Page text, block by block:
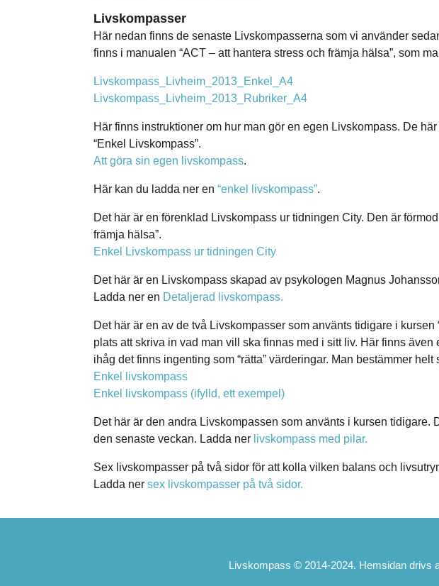
Livskompasser
Här nedan finns de senaste Livskompasserna som vi använder
finns i manualen “ACT – att hantera stress och främja hälsa”, som
Livskompass_Livheim_2013_Enkel_A4
Livskompass_Livheim_2013_Rubriker_A4
Här finns instruktioner om hur man gör en egen Livskompass. De
“Enkel Livskompass”.
Att göra sin egen livskompass.
Här kan du ladda ner en “enkel livskompass”.
Det här är en förenklad Livskompass ur tidningen City. Den är
främja hälsa”.
Enkel Livskompass ur tidningen City
Det här är en Livskompass skapad av psykologen Magnus
Ladda ner en Detaljerad livskompass.
Det här är en av de två Livskompasser som använts tidigare i
plats att skriva in vad man vill ska finnas med i sitt liv. Här finns
ihåg det finns ingenting som “rätta” värderingar. Man bestämmer
Enkel livskompass
Enkel livskompass (ifylld, ett exempel)
Det här är den andra Livskompassen som använts i kursen tidigare.
den senaste veckan. Ladda ner livskompass med pilar.
Sex livskompasser på två sidor för att kolla vilken balans och
Ladda ner sex livskompasser på två sidor.
Livskompass © 2014-2024. Hemsidan drivs